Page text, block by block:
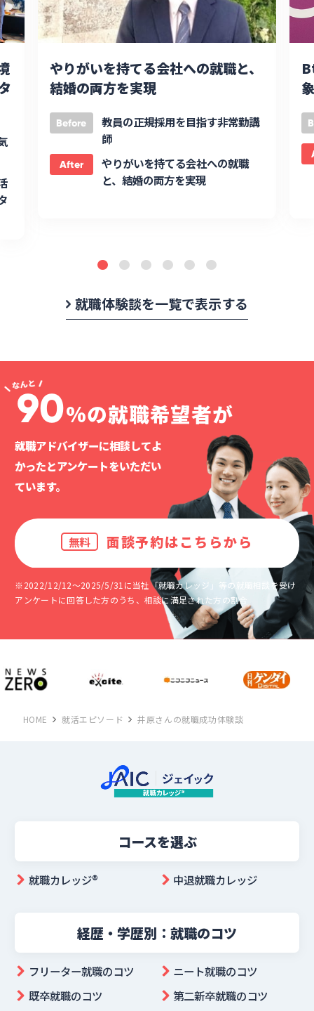
やりがいを持てる会社への就職と、
結婚の両方を実現
Before
教員の正規採用を目指す非常勤講
師
After
やりがいを持てる会社への就職
と、結婚の両方を実現
就職体験談を一覧で表示する
90%の就職希望者が
就職アドバイザーに相談してよ
かったとアンケートをいただい
ています。
無料 面談予約はこちらから
※2022/12/12～2025/5/31に当社「就職カレッジ」等の就職相談を受け
アンケートに回答した方のうち、相談に満足された方の割合
HOME 就活エピソード 井原さんの就職成功体験談
コースを選ぶ
就職カレッジ®︎ 中退就職カレッジ
経歴・学歴別：就職のコツ
フリーター就職のコツ
ニート就職のコツ
既卒就職のコツ
第二新卒就職のコツ